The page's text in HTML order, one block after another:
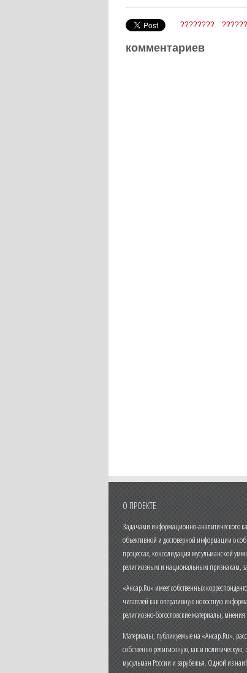
????????
комментариев
О ПРОЕКТЕ
Задачами информационно-аналитического
объективной и достоверной информации о
процессах, консолидация мусульманской
религиозным и национальным признакам,
«Ансар.Ru» имеет собственных
читателей как оперативную новостную
религиозно-богословские материалы,
Материалы, публикуемые на «Ансар.Ru»,
собственно религиозную, так и
мусульман России и зарубежья. Одной из